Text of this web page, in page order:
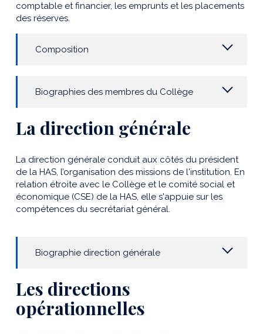
comptable et financier, les emprunts et les placements
des réserves.
Composition
Biographies des membres du Collège
La direction générale
La direction générale conduit aux côtés du président
de la HAS, l’organisation des missions de l'institution. En
relation étroite avec le Collège et le comité social et
économique (CSE) de la HAS, elle s'appuie sur les
compétences du secrétariat général.
Biographie direction générale
Les directions
opérationnelles